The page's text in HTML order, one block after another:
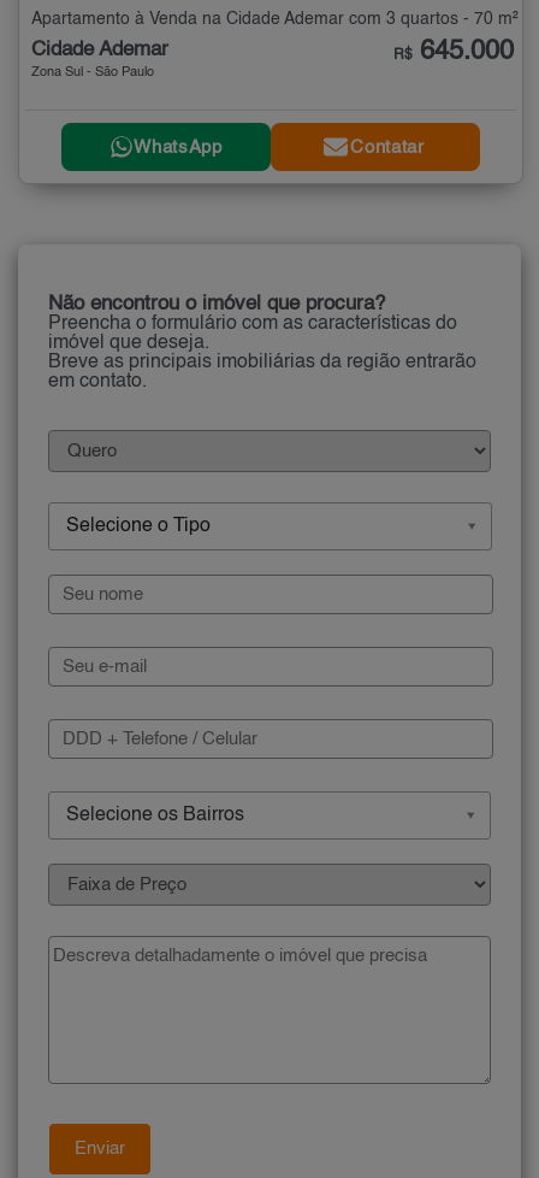
Apartamento à Venda na Cidade Ademar com 3 quartos - 70 m²
Cidade Ademar
Zona Sul - São Paulo
R$ 645.000
WhatsApp Contatar
Não encontrou o imóvel que procura?
Preencha o formulário com as características do
imóvel que deseja.
Breve as principais imobiliárias da região entrarão
em contato.
Selecione o Tipo
Selecione os Bairros